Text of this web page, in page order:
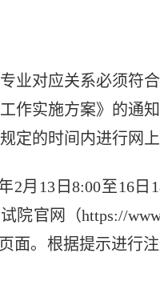
业对应关系必须符合
作实施方案》的通知
定的时间内进行网上
2月13日8:00至16
官网（https://
面。根据提示进行